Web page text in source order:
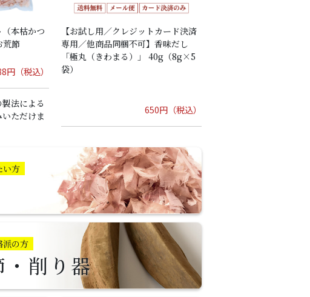
本枯かつ
荒節
円（税込）
製法による
ただけま
【お試し用／クレジットカード決済
専用／他商品同梱不可】香味だし
「極丸（きわまる）」 40g（8g×5
袋）
650円（税込）
い方
派の方
・削り器